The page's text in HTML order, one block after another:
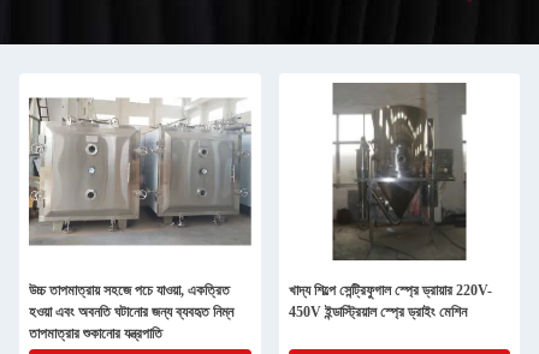
উচ্চ তাপমাত্রায় সহজে পচে যাওয়া, একত্রিত
হওয়া এবং অবনতি ঘটানোর জন্য ব্যবহৃত নিম্ন
তাপমাত্রার শুকানোর যন্ত্রপাতি
খাদ্য শিল্পে সেন্ট্রিফুগাল স্প্রে ড্রায়ার 220V-
450V ইন্ডাস্ট্রিয়াল স্প্রে ড্রাইং মেশিন